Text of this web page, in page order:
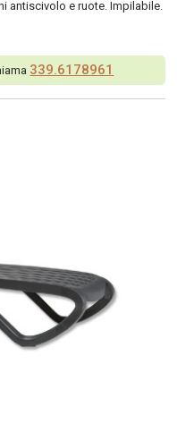
antiscivolo e ruote. Impilabile.
339.6178961